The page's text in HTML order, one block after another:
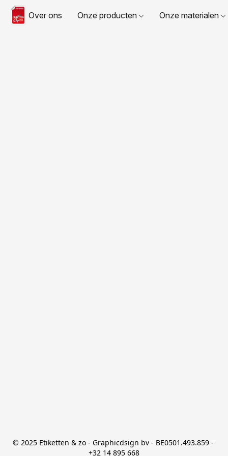
Over ons Onze producten Onze materialen
© 2025 Etiketten & zo - Graphicdsign bv - BE0501.493.859 -
+32 14 895 668